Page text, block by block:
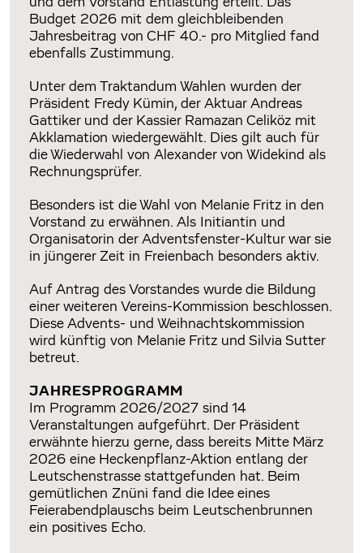
Budget 2026 mit dem gleichbleibenden
Jahresbeitrag von CHF 40.- pro Mitglied fand
ebenfalls Zustimmung.
Unter dem Traktandum Wahlen wurden der
Präsident Fredy Kümin, der Aktuar Andreas
Gattiker und der Kassier Ramazan Celiköz mit
Akklamation wiedergewählt. Dies gilt auch für
die Wiederwahl von Alexander von Widekind als
Rechnungsprüfer.
Besonders ist die Wahl von Melanie Fritz in den
Vorstand zu erwähnen. Als Initiantin und
Organisatorin der Adventsfenster-Kultur war sie
in jüngerer Zeit in Freienbach besonders aktiv.
Auf Antrag des Vorstandes wurde die Bildung
einer weiteren Vereins-Kommission beschlossen.
Diese Advents- und Weihnachtskommission
wird künftig von Melanie Fritz und Silvia Sutter
betreut.
JAHRESPROGRAMM
Im Programm 2026/2027 sind 14
Veranstaltungen aufgeführt. Der Präsident
erwähnte hierzu gerne, dass bereits Mitte März
2026 eine Heckenpflanz-Aktion entlang der
Leutschenstrasse stattgefunden hat. Beim
gemütlichen Znüni fand die Idee eines
Feierabendplauschs beim Leutschenbrunnen
ein positives Echo.